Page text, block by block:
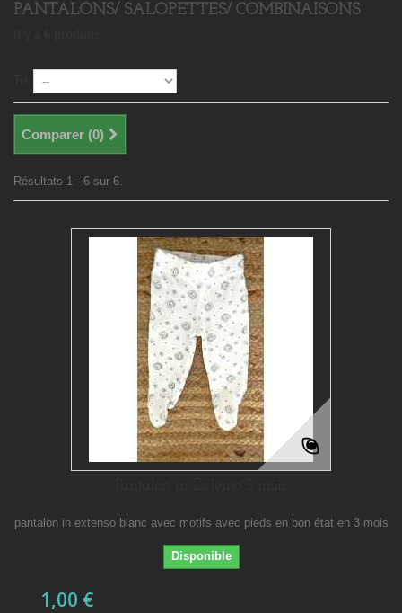
PANTALONS/ SALOPETTES/ COMBINAISONS
Comparer (0)
Résultats 1 - 6 sur 6.
pantalon in extenso blanc avec motifs avec pieds en bon état en 3 mois
Disponible
1,00 €